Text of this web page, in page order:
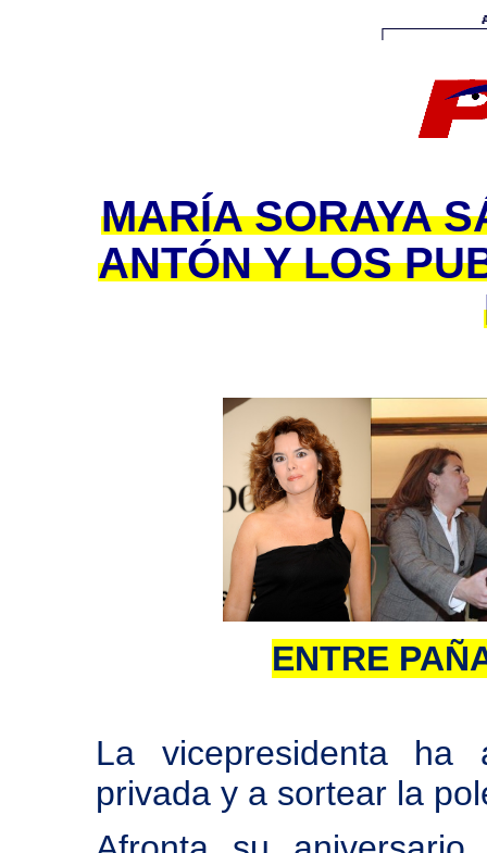
MARÍA SORAYA
ANTÓN Y LOS
ENTRE
La vicepresidenta
privada y a sortear la